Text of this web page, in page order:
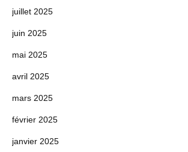
juillet 2025
juin 2025
mai 2025
avril 2025
mars 2025
février 2025
janvier 2025